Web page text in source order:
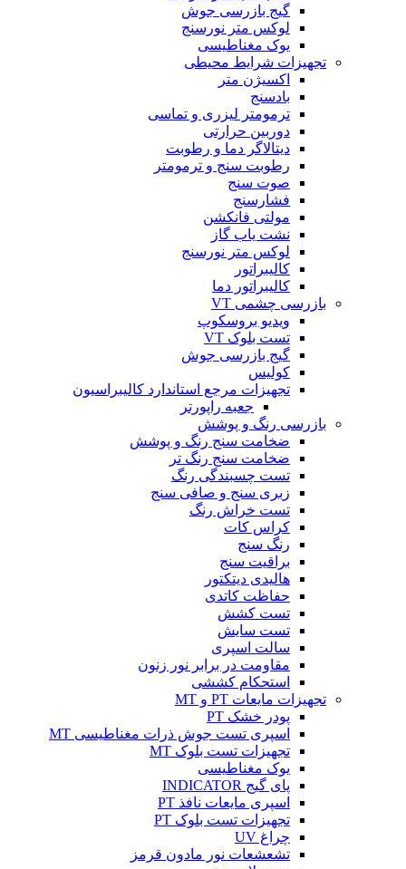
گیج بازرسی جوش
لوکس متر نورسنج
یوک مغناطیسی
تجهیزات شرایط محیطی
اکسیژن متر
بادسنج
ترمومتر لیزری و تماسی
دوربین حرارتی
دیتالاگر دما و رطوبت
رطوبت سنج و ترمومتر
صوت سنج
فشارسنج
مولتی فانکشن
نشت یاب گاز
لوکس متر نورسنج
کالیبراتور
کالیبراتور دما
بازرسی چشمی VT
ویدیو بروسکوپ
تست بلوک VT
گیج بازرسی جوش
کولیس
تجهیزات مرجع استاندارد کالیبراسیون
جعبه راپورتر
بازرسی رنگ و پوشش
ضخامت سنج رنگ و پوشش
ضخامت سنج رنگ تر
تست چسبندگی رنگ
زبری سنج و صافی سنج
تست خراش رنگ
کراس کات
رنگ سنج
براقیت سنج
هالیدی دیتکتور
حفاظت کاتدی
تست کشش
تست سایش
سالت اسپری
مقاومت در برابر نور زنون
استحکام کششی
تجهیزات مایعات PT و MT
پودر خشک PT
اسپری تست جوش ذرات مغناطیسی MT
تجهیزات تست بلوک MT
یوک مغناطیسی
پای گیج INDICATOR
اسپری مایعات نافذ PT
تجهیزات تست بلوک PT
چراغ UV
تشعشعات نور مادون قرمز